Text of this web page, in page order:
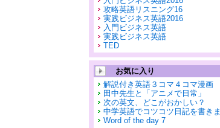
攻略英語リスニング16
実践ビジネス英語2016
入門ビジネス英語
実践ビジネス英語
TED
お気に入り
解説付き英語３コマ４コマ漫画
田中先生と「アニメで日常」
次の英文、どこがおかしい？
中学英語でコツコツ日記を書きま
Word of the day 7